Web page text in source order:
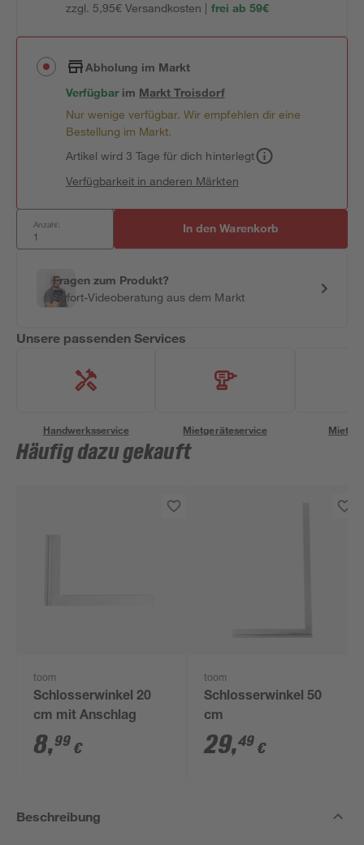
zzgl. 5,95€ Versandkosten | frei ab 59€
Abholung im Markt
Verfügbar im MarktTroisdorf
Nur wenige verfügbar. Wir empfehlen dir eine
Bestellung im Markt.
Artikel wird 3 Tage für dich hinterlegt
Verfügbarkeit in anderen Märkten
Anzahl: In den Warenkorb
Fragen zum Produkt?
Sofort-Videoberatung aus dem Markt
Unsere passenden Services
Handwerksservice Mietgeräteservice
Häufig dazu gekauft
toom
Schlosserwinkel 20
cm mit Anschlag
8,99 €
toom
Schlosserwinkel 50
cm
29,49 €
Beschreibung